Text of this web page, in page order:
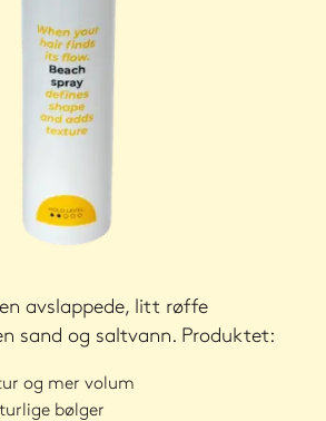
avslappede, litt røffe
sand og saltvann. Produktet:
og mer volum
bølger